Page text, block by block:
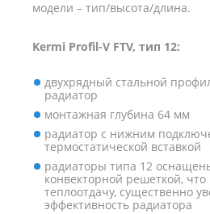
модели – тип/высота/длина.
Kermi Profil-V FTV, тип 12:
двухрядный стальной
радиатор
монтажная глубина 64 мм
радиатор с нижним
термостатической вставкой
радиаторы типа 12
конвекторной решеткой,
теплоотдачу, существенно
эффективность радиатора